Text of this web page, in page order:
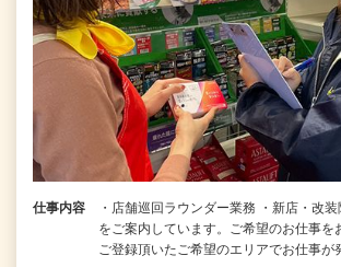
仕事内容
・店舗巡回ラウンダー業務 ・新店・改
をご案内しています。ご希望のお仕事
ご登録頂いたご希望のエリアでお仕事が